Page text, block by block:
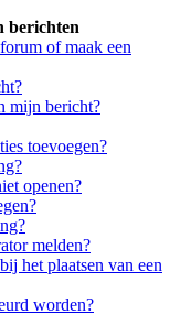
berichten
of maak een
mijn bericht?
toevoegen?
openen?
melden?
het plaatsen van een
worden?